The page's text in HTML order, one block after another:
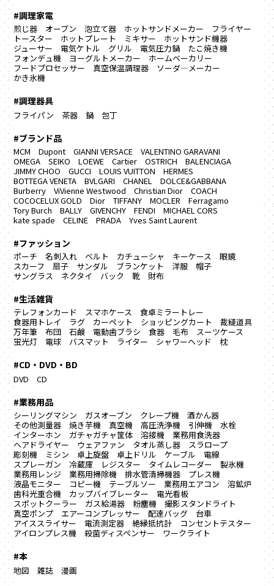
#調理家電
煎じ器 オーブン 泡立て器 ホットサンドメーカー
フライヤー
トースター
ホットプレート ミキサー
ホットサンド機器
ジューサー
電気ケトル グリル 電気圧力鍋
たこ焼き機
フォンデュ機
ヨーグルトメーカー
ホームベーカリー
フードプロセッサー
真空保温調理器
ソーダ―メーカー
かき氷機
#調理器具
フライパン 茶器 鍋 包丁
#ブランド品
MCM Dupont GIANNI VERSACE
VALENTINO GARAVANI
OMEGA
SEIKO LOEWE Cartier OSTRICH
BALENCIAGA
JIMMY CHOO
GUCCI LOUIS VUITTON
HERMES
BOTTEGA VENETA
BVLGARI CHANEL
DOLCE&GABBANA
Burberry
ViVienne Westwood Christian Dior
COACH
COCOCELUX GOLD
Dior TIFFANY MOCLER
Ferragamo
Tory Burch
BALLY GIVENCHY FENDI
MICHAEL CORS
kate spade
CELINE PRADA Yves Saint Laurent
#ファッション
ポーチ 名刺入れ ベルト カチューシャ キーケース
眼鏡
スカーフ
扇子 サンダル ブランケット 洋服
帽子
サングラス
ネクタイ バック 靴 財布
#生活雑貨
テレフォンカード スマホケース
食卓ミラートレー
食器用トレイ
ラグ カーペット ショッピングカート
裁縫道具
万年筆
布団 石鹸 電動歯ブラシ 食器 毛布
スーツケース
蛍光灯
電球 バスマット ライター シャワーヘッド 枕
#CD・DVD・BD
DVD CD
#業務用品
シーリングマシン ガスオーブン クレープ機
酒かん器
その他測量器
焼き芋機 真空機 高圧洗浄機 引伸機
水栓
インターホン
ガチャガチャ筐体 溶接機
業務用食洗器
ヘアドライヤー
ウェアファン タオル蒸し器
スラロープ
彫刻機
ミシン 卓上旋盤 卓上ドリル ケーブル
電線
スプレーガン
冷蔵庫 レジスター タイムレコーダー
製氷機
業務用レンジ
業務用掃除機 排水管清掃機器
プレス機
液晶モニター
コピー機 テーブルソー 業務用エアコン
溶鉱炉
歯科光重合機
カップバイブレーター
電光看板
スポットクーラー
ガス給湯器 粉塵機
撮影スタンドライト
真空ポンプ
エアーコンプレッサー 配達バッグ
台車
アイススライサー
電流測定器 絶縁抵抗計
コンセントテスター
アイロンプレス機
殺菌ディスペンサー ワークライト
#本
地図 雑誌 漫画